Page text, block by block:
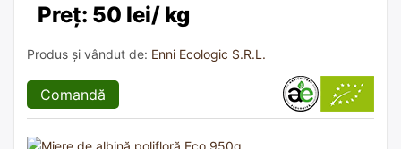
Preț: 50 lei/ kg
Produs și vândut de: Enni Ecologic S.R.L.
Comandă